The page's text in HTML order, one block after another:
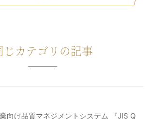
じカテゴリの記事
向け品質マネジメントシステム 『JIS Q